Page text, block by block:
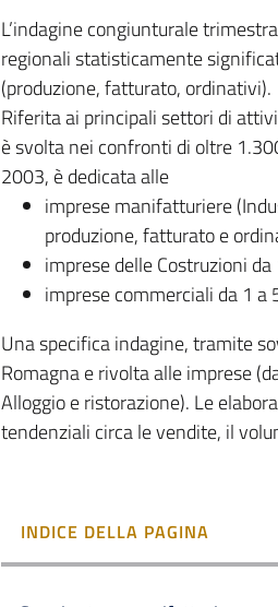
L’indagine congiunturale
regionali statisticamente
(produzione, fatturato, ordinativi).
Riferita ai principali settori di
è svolta nei confronti di oltre
2003, è dedicata alle
imprese manifatturiere
produzione, fatturato e
imprese delle Costruzioni
imprese commerciali da 1
Una specifica indagine, tramite
Romagna e rivolta alle imprese
Alloggio e ristorazione). Le
tendenziali circa le vendite, il
INDICE DELLA PAGINA